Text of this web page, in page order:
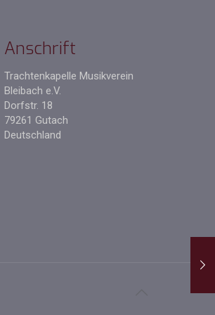
Anschrift
Trachtenkapelle Musikverein
Bleibach e.V.
Dorfstr. 18
79261 Gutach
Deutschland